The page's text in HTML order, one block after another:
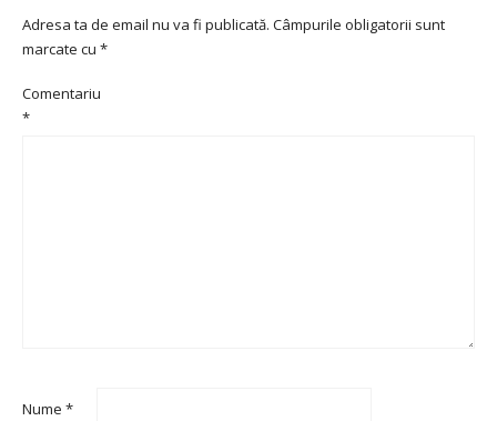
Adresa ta de email nu va fi publicată. Câmpurile obligatorii sunt
marcate cu *
Comentariu
*
Nume *